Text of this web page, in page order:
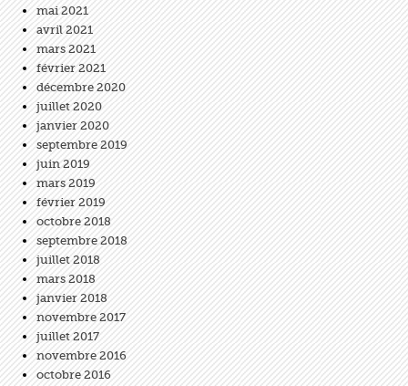
mai 2021
avril 2021
mars 2021
février 2021
décembre 2020
juillet 2020
janvier 2020
septembre 2019
juin 2019
mars 2019
février 2019
octobre 2018
septembre 2018
juillet 2018
mars 2018
janvier 2018
novembre 2017
juillet 2017
novembre 2016
octobre 2016